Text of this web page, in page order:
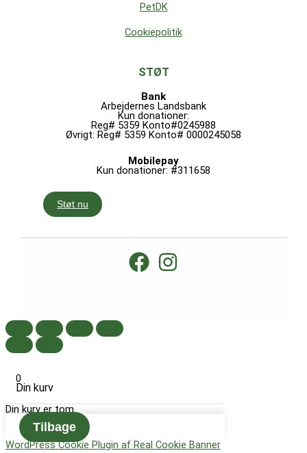
PetDK
Cookiepolitik
STØT
Bank
Arbejdernes Landsbank
Kun donationer:
Reg# 5359 Konto#0245988
Øvrigt: Reg# 5359 Konto# 0000245058
Mobilepay
Kun donationer: #311658
Støt nu
0
Din kurv
Din kurv er tom
Tilbage
WordPress Cookie Plugin af Real Cookie Banner